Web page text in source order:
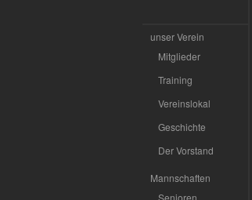
unser Verein
Mitglieder
Training
Vereinslokal
Geschichte
Der Vorstand
Mannschaften
Senioren